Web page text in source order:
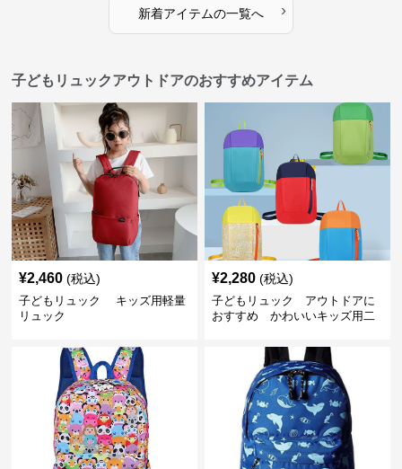
新着アイテムの一覧へ ›
子どもリュックアウトドアのおすすめアイテム
¥2,460 (税込)
子どもリュック キッズ用軽量
リュック
¥2,280 (税込)
子どもリュック アウトドアに
おすすめ かわいいキッズ用二